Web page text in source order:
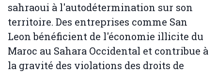
sahraoui à l'autodétermination sur son
territoire. Des entreprises comme San
Leon bénéficient de l'économie illicite du
Maroc au Sahara Occidental et contribue à
la gravité des violations des droits de